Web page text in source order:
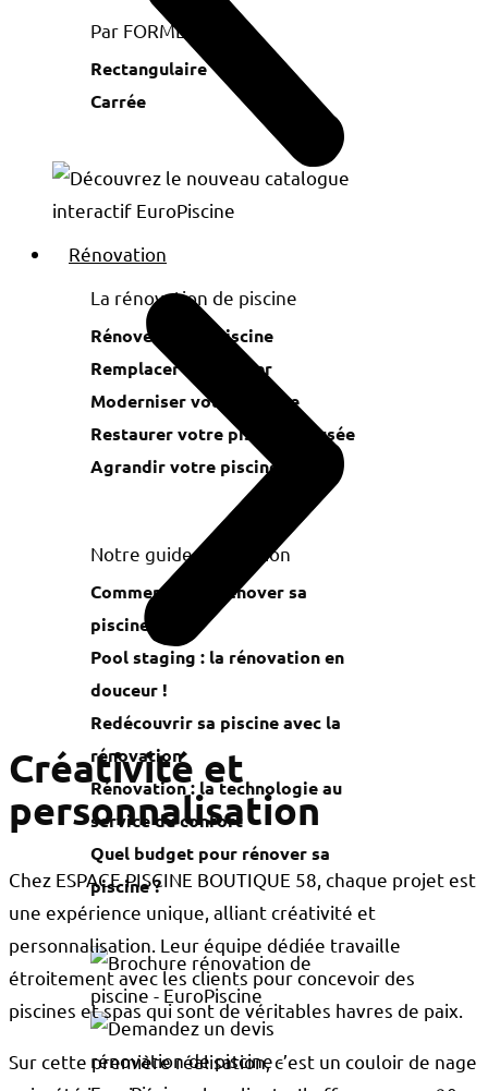
Par FORME
Rectangulaire
Carrée
Rénovation
La rénovation de piscine
Rénover votre piscine
Remplacer votre liner
Moderniser votre piscine
Restaurer votre piscine creusée
Agrandir votre piscine
Notre guide rénovation
Comment faire rénover sa
piscine ?
Pool staging : la rénovation en
douceur !
Redécouvrir sa piscine avec la
rénovation
Rénovation : la technologie au
service du confort
Quel budget pour rénover sa
piscine ?
Créativité et
personnalisation
Chez ESPACE PISCINE BOUTIQUE 58, chaque projet est
une expérience unique, alliant créativité et
personnalisation. Leur équipe dédiée travaille
étroitement avec les clients pour concevoir des
piscines et spas qui sont de véritables havres de paix.
Sur cette première réalisation, c’est un couloir de nage